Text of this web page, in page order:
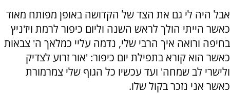
אבל היה לי גם את הצד של הקדושה באופן מפותח מאוד
כאשר הייתי הולך לראש השנה וליום כיפור לרמת ויז'ניץ
בחיפה ורואה איך הרבי שלי, נדמה עליי כמלאך ה' צבאות
כאשר הוא קורא בתפילת יום כיפור: 'אור זרוע לצדיק
ולישרי לב שמחה' ועד עכשיו כל הגוף שלי צמרמורת
כאשר אני נזכר בקול שלו.